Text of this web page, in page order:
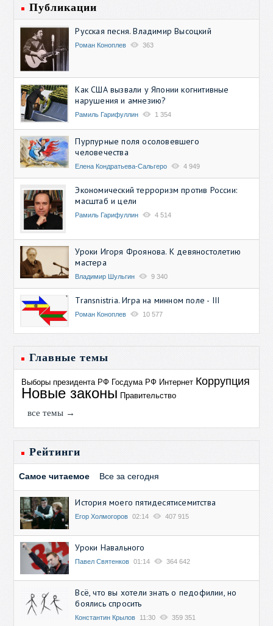
Публикации
Русская песня. Владимир Высоцкий
Роман Коноплев 363
Как США вызвали у Японии когнитивные
нарушения и амнезию?
Рамиль Гарифуллин 1 354
Пурпурные поля осоловевшего
человечества
Елена Кондратьева-Сальгеро 4 949
Экономический терроризм против России:
масштаб и цели
Рамиль Гарифуллин 4 514
Уроки Игоря Фроянова. К девяностолетию
мастера
Владимир Шульгин 9 340
Transnistria. Игра на минном поле - III
Роман Коноплев 10 577
Главные темы
Выборы президента РФ Госдума РФ Интернет Коррупция
Новые законы Правительство
все темы →
Рейтинги
Самое читаемое Все за сегодня
История моего пятидесятисемитства
Егор Холмогоров 02:14 407 915
Уроки Навального
Павел Святенков 01:14 364 642
Всё, что вы хотели знать о педофилии, но
боялись спросить
Константин Крылов 11:30 359 351